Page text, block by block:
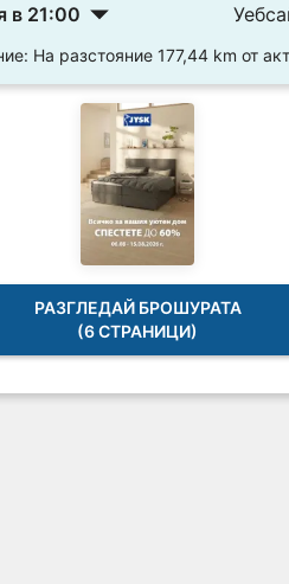
в 21:00
На разстояние 177,44 km от
РАЗГЛЕДАЙ БРОШУРАТА
(6 СТРАНИЦИ)